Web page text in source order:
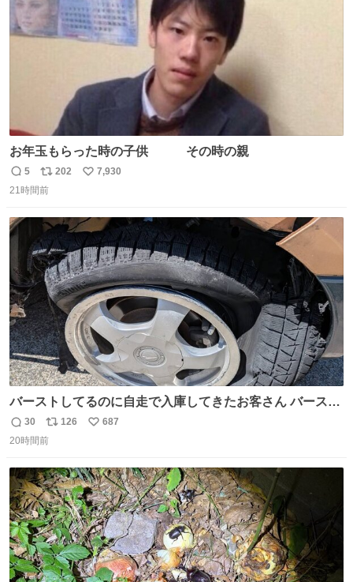
お年玉もらった時の子供 その時の親
返
信
5
リ
ポ
ト
数
202
い
数
7,930
21時間前
バーストしてるのに自走で入庫してきたお客さん バースト
したならその場で動かないで助け呼んで下さい😰 保険にロ
ードサービス付いてて金銭負担も無いんですから これで走
装ダメージ、ABSセンサ断線、ブレーキホースも傷入っち
ゃってます…
返
信
30
リ
ポ
ト
数
126
い
数
687
20時間前